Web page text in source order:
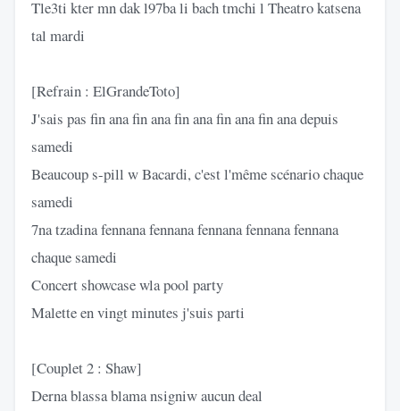
Tle3ti kter mn dak l97ba li bach tmchi l Theatro katsena
tal mardi
[Refrain : ElGrandeToto]
J'sais pas fin ana fin ana fin ana fin ana fin ana depuis
samedi
Beaucoup s-pill w Bacardi, c'est l'même scénario chaque
samedi
7na tzadina fennana fennana fennana fennana fennana
chaque samedi
Concert showcase wla pool party
Malette en vingt minutes j'suis parti
[Couplet 2 : Shaw]
Derna blassa blama nsigniw aucun deal